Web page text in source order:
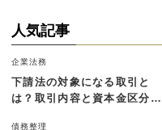
人気記事
企業法務
下請法の対象になる取引と
は？取引内容と資本金区分に
債務整理